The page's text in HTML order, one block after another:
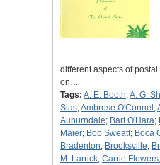
different aspects of
on…
Tags: A. E. Booth;A. G.
Sias;Ambrose O'Connel ;
Auburndale; Bart O'Hara;
Maier; Bob Sweatt; Boca
Bradenton; Brooksville;
M. Larrick; Carrie Flowers;